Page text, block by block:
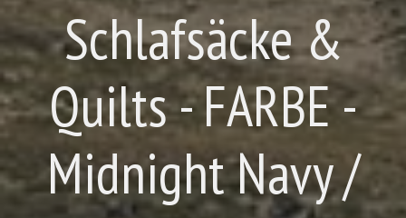
Schlafsäcke &
Quilts - FARBE -
Midnight Navy /